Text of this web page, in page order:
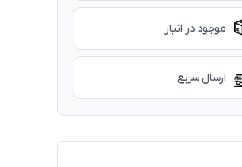
موجود در انبار
ارسال سریع